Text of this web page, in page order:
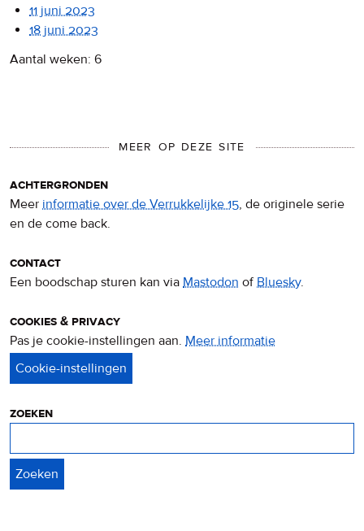
11 juni 2023
18 juni 2023
Aantal weken: 6
MEER OP DEZE SITE
achtergronden
Meer informatie over de Verrukkelijke 15, de originele serie
en de come back.
contact
Een boodschap sturen kan via Mastodon ofBluesky.
cookies & privacy
Pas je cookie-instellingen aan. Meer informatie
zoeken